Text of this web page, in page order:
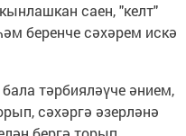
саен, "келт"
беренче сәхәрем искә
тәрбияләүче әнием,
сәхәргә әзерләнә